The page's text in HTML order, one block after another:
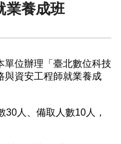
業養成班
單位辦理「臺北數位科技
與資安工程師就業養成
人、備取人數10人，